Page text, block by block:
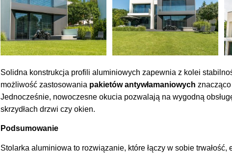
Solidna konstrukcja profili aluminiowych zapewnia z kolei
możliwość zastosowania pakietów antywłamaniowych
Jednocześnie, nowoczesne okucia pozwalają na wygodną
skrzydłach drzwi czy okien.
Podsumowanie
Stolarka aluminiowa to rozwiązanie, które łączy w sobie trwałość,